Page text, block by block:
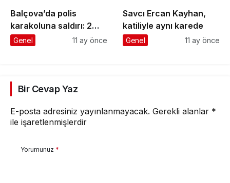
Balçova’da polis
karakoluna saldırı: 2
şehit, 1 yaralı
Genel 11 ay önce
Savcı Ercan Kayhan,
katiliyle aynı karede
Genel 11 ay önce
Bir Cevap Yaz
E-posta adresiniz yayınlanmayacak. Gerekli alanlar *
ile işaretlenmişlerdir
Yorumunuz *